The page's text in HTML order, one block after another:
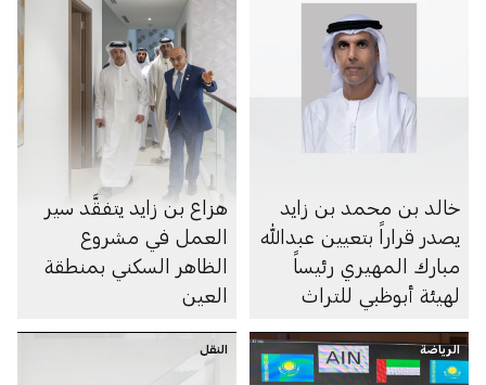
خالد بن محمد بن زايد
يصدر قراراً بتعيين عبدالله
مبارك المهيري رئيساً
لهيئة أبوظبي للتراث
هزاع بن زايد يتفقَّد سير
العمل في مشروع
الظاهر السكني بمنطقة
العين
الرياضة النقل